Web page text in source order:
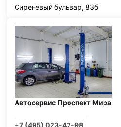
Сиреневый бульвар, 83б
Автосервис Проспект Мира
+7 (495) 023-42-98